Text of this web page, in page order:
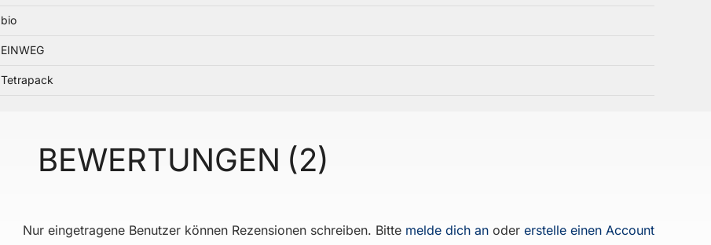
bio
EINWEG
Tetrapack
BEWERTUNGEN 2
Nur eingetragene Benutzer können Rezensionen schreiben. Bitte melde dich an oder erstelle einen Account